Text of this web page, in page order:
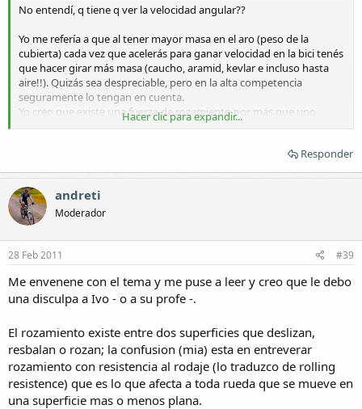
No entendí, q tiene q ver la velocidad angular??
Yo me refería a que al tener mayor masa en el aro (peso de la
cubierta) cada vez que acelerás para ganar velocidad en la bici tenés
que hacer girar más masa (caucho, aramid, kevlar e incluso hasta
aire!!). Quizás sea despreciable, pero en la alta competencia
seguramente lo tengan en cuenta.
Yo creo que existe una fuerza de rozamiento por más que uno
circule a velocidad constante por una superficie horizontal y plana,
cambiaron cubiertas. Para automóviles hay fabricantes que tienen
neumáticos que ahorran combustible respecto a los convencionales
(Michelin, Firestone) me parece que dependen del compuesto y la
capacidad para deformarse. Las cubiertas forman una panza en el
sector donde apoyan, por lo que continuamente se están
deformando y volviendo a su forma original. La resistencia a la
deformación genera una fuerza a vencer en el momento de
desplazarnos. Hasta me han comentado que próximamente la
electrónicos, según su eficiencia.
El ruido que hace una cubierta de bicicleta al rodar nace de la
no en movimiento.
Hacer clic para expandir...
Responder
andreti
Moderador
28 Feb 2011 #39
Me envenene con el tema y me puse a leer y creo que le debo
una disculpa a Ivo - o a su profe -.
El rozamiento existe entre dos superficies que deslizan,
resbalan o rozan; la confusion (mia) esta en entreverar
rozamiento con resistencia al rodaje (lo traduzco de rolling
resistence) que es lo que afecta a toda rueda que se mueve en
una superficie mas o menos plana.